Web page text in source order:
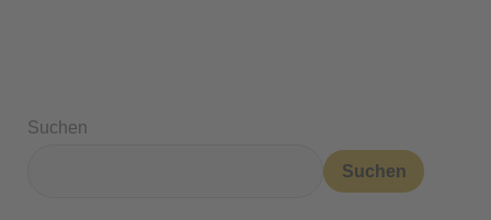
Suchen
Suchen